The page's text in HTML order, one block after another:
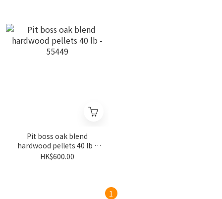
Pit boss oak blend
hardwood pellets 40 lb -
55449
HK$600.00
1